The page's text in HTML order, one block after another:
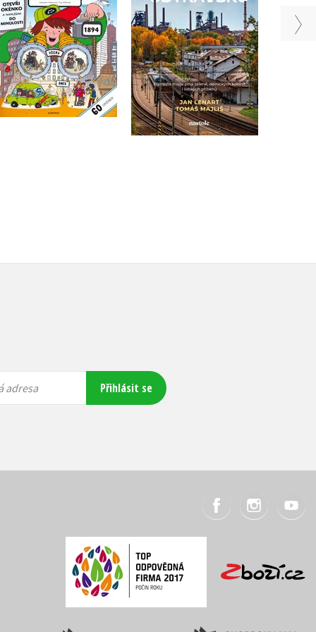
Do košíku
Do košíku
449 Kč
359 Kč
adresa Přihlásit se